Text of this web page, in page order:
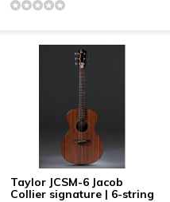
Taylor JCSM-6 Jacob
Collier signature | 6-string